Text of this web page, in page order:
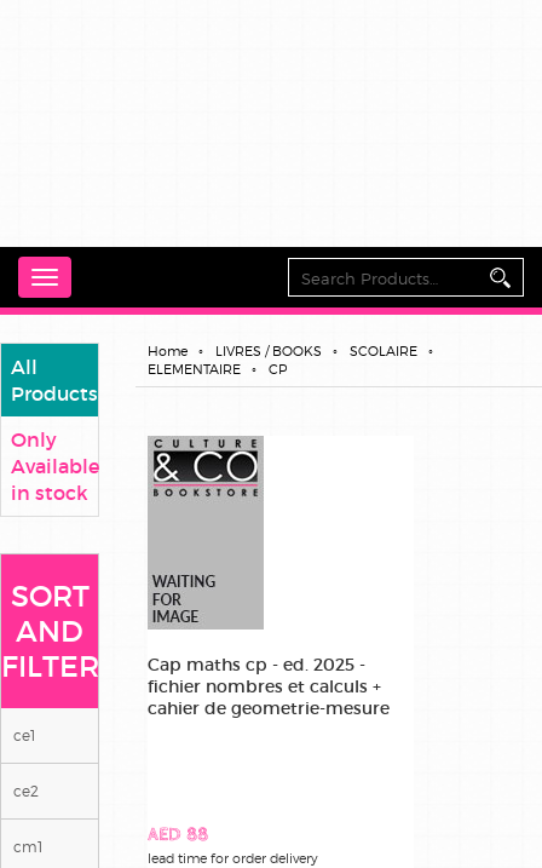
Toggle
navigation
All
Products
Only
Available
in stock
SORT
AND
FILTER
ce1
ce2
cm1
Home LIVRES / BOOKS
SCOLAIRE
ELEMENTAIRE
CP
Cap maths cp - ed. 2025 -
fichier nombres et calculs +
cahier de geometrie-mesure
AED 88
lead time for order delivery